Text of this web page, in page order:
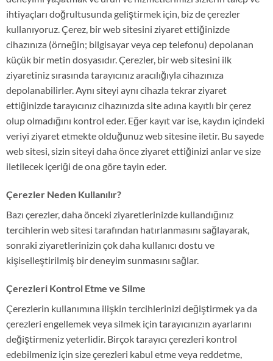
ihtiyaçları doğrultusunda geliştirmek için, biz de çerezler
kullanıyoruz. Çerez, bir web sitesini ziyaret ettiğinizde
cihazınıza (örneğin; bilgisayar veya cep telefonu) depolanan
küçük bir metin dosyasıdır. Çerezler, bir web sitesini ilk
ziyaretiniz sırasında tarayıcınız aracılığıyla cihazınıza
depolanabilirler. Aynı siteyi aynı cihazla tekrar ziyaret
ettiğinizde tarayıcınız cihazınızda site adına kayıtlı bir çerez
olup olmadığını kontrol eder. Eğer kayıt var ise, kaydın içindeki
veriyi ziyaret etmekte olduğunuz web sitesine iletir. Bu sayede
web sitesi, sizin siteyi daha önce ziyaret ettiğinizi anlar ve size
iletilecek içeriği de ona göre tayin eder.
Çerezler Neden Kullanılır?
Bazı çerezler, daha önceki ziyaretlerinizde kullandığınız
tercihlerin web sitesi tarafından hatırlanmasını sağlayarak,
sonraki ziyaretlerinizin çok daha kullanıcı dostu ve
kişiselleştirilmiş bir deneyim sunmasını sağlar.
Çerezleri Kontrol Etme ve Silme
Çerezlerin kullanımına ilişkin tercihlerinizi değiştirmek ya da
çerezleri engellemek veya silmek için tarayıcınızın ayarlarını
değiştirmeniz yeterlidir. Birçok tarayıcı çerezleri kontrol
edebilmeniz için size çerezleri kabul etme veya reddetme,